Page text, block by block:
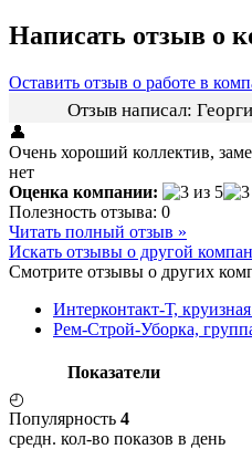
Написать отзыв о
Оставить отзыв о работе в
Отзыв написал:
👤
Очень хороший коллектив,
нет
Оценка компании:
Полезность отзыва: 0
Читать полный отзыв »
Искать отзывы о другой
Смотрите отзывы о других
Интерконтакт-Т,
Рем-Строй-Уборка,
Показатели
◴
Популярность 4
средн. кол-во показов в день